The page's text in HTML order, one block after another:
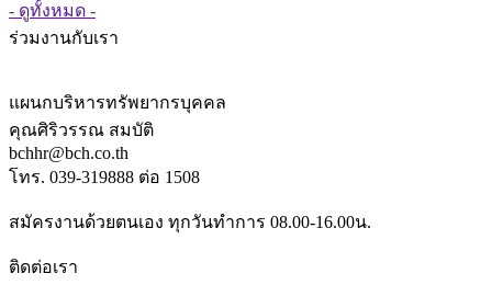
- ดูทั้งหมด -
ร่วมงานกับเรา
แผนกบริหารทรัพยากรบุคคล
คุณศิริวรรณ สมบัติ
bchhr@bch.co.th
โทร. 039-319888 ต่อ 1508
สมัครงานด้วยตนเอง ทุกวันทำการ 08.00-16.00น.
ติดต่อเรา